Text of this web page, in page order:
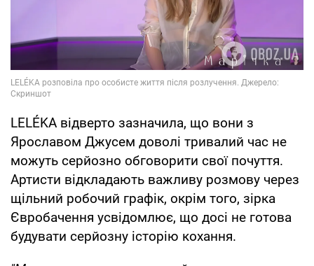
LELÉKA відверто зазначила, що вони з
Ярославом Джусем доволі тривалий час не
можуть серйозно обговорити свої почуття.
Артисти відкладають важливу розмову через
щільний робочий графік, окрім того, зірка
Євробачення усвідомлює, що досі не готова
будувати серйозну історію кохання.